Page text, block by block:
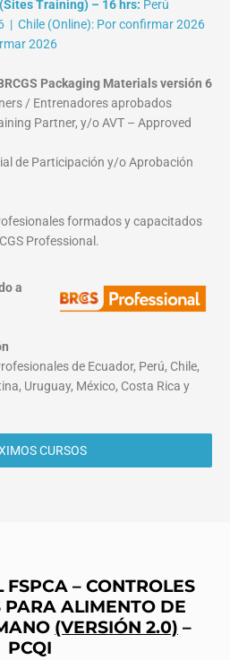
Training) – 16 hrs: Perú
| Chile (Online): Por confirmar 2026
2026
Packaging Materials versión 6
/ Entrenadores aprobados
Partner, y/o AVT – Approved
de Participación y/o Aprobación
formados y capacitados
Professional.
a
de Ecuador, Perú, Chile,
Uruguay, México, Costa Rica y
CURSOS
– CONTROLES
PARA ALIMENTO DE
(VERSIÓN 2.0) –
PCQI